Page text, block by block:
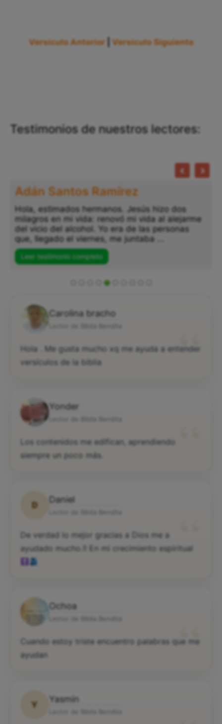
Versículo Anterior Versículo Siguiente
Testimonios de nuestros lectores:
Adán Santos Ramírez
Hola, estimados hermanos. Jesús hizo dos
milagros en mi vida: renovó mi vida al alejarme
del vicio del alcohol. Yo era de las personas
que, llegado el viernes, me juntaba ...
Leer testimonio completo
Carolina bracho
“
Hola . Me gusta mucho xq me ayuda a entender
versículos de la biblia
Yonder
Los contenidos me edifican, aprendiendo
siempre un poco más.
D
Daniel
“
De verdad lo mejor gracias a Dios me a
ayudado mucho.!! En mi crecimiento espiritual
Ochoa
“
Cuando estoy triste encuentro palabras que me
ayudan
Y
Yasmin